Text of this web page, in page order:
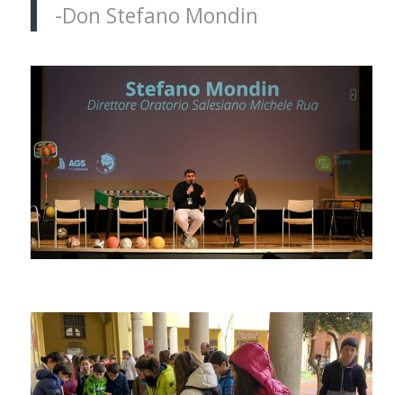
-Don Stefano Mondin